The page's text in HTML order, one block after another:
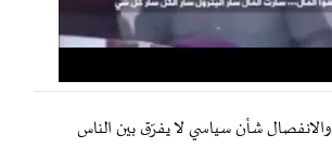
والانفصال شأن سياسي لا يفرّق بين الناس